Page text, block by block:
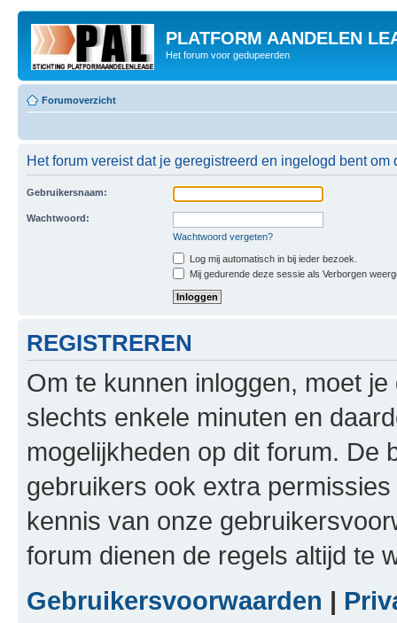
PLATFORM AANDELEN
Het forum voor gedupeerden
Forumoverzicht
Het forum vereist dat je geregistreerd en ingelogd bent
Gebruikersnaam:
Wachtwoord:
Wachtwoord vergeten?
Log mij automatisch in bij ieder bezoek.
Mij gedurende deze sessie als Verborgen
REGISTREREN
Om te kunnen inloggen, moet
slechts enkele minuten en
mogelijkheden op dit forum. De
gebruikers ook extra
kennis van onze
forum dienen de regels altijd te
Gebruikersvoorwaarden |